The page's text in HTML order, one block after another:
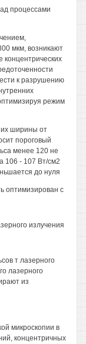
процессами
мкм, возникают
к разрушению
режим
их ширины от
пороговый
менее 120 не
106 - 107 Вт/см2
до нуля
оптимизирован с
излучения
т лазерного
лазерного
из
микроскопии в
концентричных